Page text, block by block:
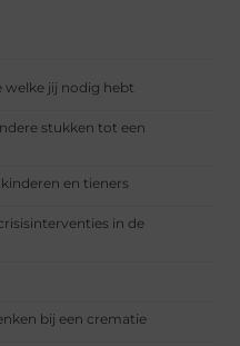
welke jij nodig hebt
stukken tot een
en tieners
in de
bij een crematie